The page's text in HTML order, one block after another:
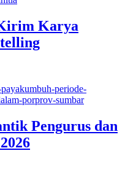
Karya
Pengurus dan